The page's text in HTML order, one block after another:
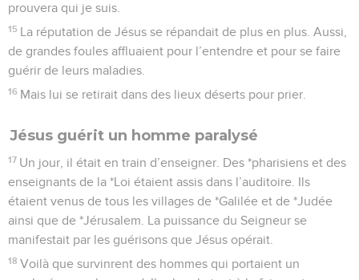
prouvera qui je suis.
15 La réputation de Jésus se répandait de plus en plus. Aussi,
de grandes foules affluaient pour l’entendre et pour se faire
guérir de leurs maladies.
16 Mais lui se retirait dans des lieux déserts pour prier.
Jésus guérit un homme paralysé
17 Un jour, il était en train d’enseigner. Des *pharisiens et des
enseignants de la *Loi étaient assis dans l’auditoire. Ils
étaient venus de tous les villages de *Galilée et de *Judée
ainsi que de *Jérusalem. La puissance du Seigneur se
manifestait par les guérisons que Jésus opérait.
18 Voilà que survinrent des hommes qui portaient un